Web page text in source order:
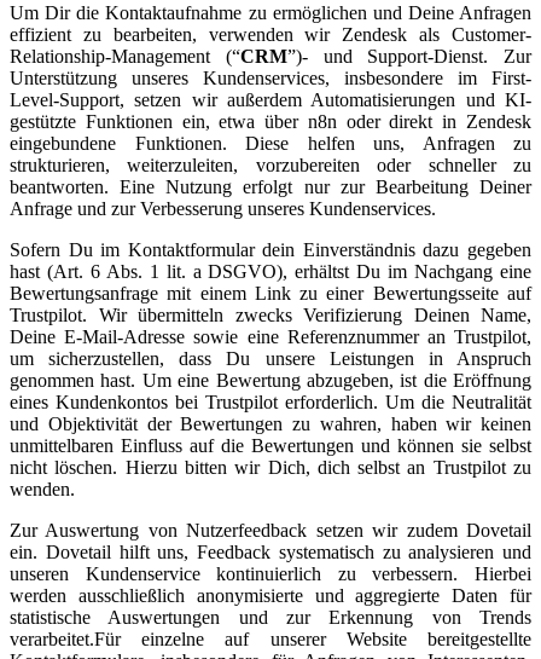
Um Dir die Kontaktaufnahme zu ermöglichen und Deine Anfragen
effizient zu bearbeiten, verwenden wir Zendesk als Customer-
Relationship-Management (“CRM”)- und Support-Dienst. Zur
Unterstützung unseres Kundenservices, insbesondere im First-
Level-Support, setzen wir außerdem Automatisierungen und KI-
gestützte Funktionen ein, etwa über n8n oder direkt in Zendesk
eingebundene Funktionen. Diese helfen uns, Anfragen zu
strukturieren, weiterzuleiten, vorzubereiten oder schneller zu
beantworten. Eine Nutzung erfolgt nur zur Bearbeitung Deiner
Anfrage und zur Verbesserung unseres Kundenservices.
Sofern Du im Kontaktformular dein Einverständnis dazu gegeben
hast (Art. 6 Abs. 1 lit. a DSGVO), erhältst Du im Nachgang eine
Bewertungsanfrage mit einem Link zu einer Bewertungsseite auf
Trustpilot. Wir übermitteln zwecks Verifizierung Deinen Name,
Deine E-Mail-Adresse sowie eine Referenznummer an Trustpilot,
um sicherzustellen, dass Du unsere Leistungen in Anspruch
genommen hast. Um eine Bewertung abzugeben, ist die Eröffnung
eines Kundenkontos bei Trustpilot erforderlich. Um die Neutralität
und Objektivität der Bewertungen zu wahren, haben wir keinen
unmittelbaren Einfluss auf die Bewertungen und können sie selbst
nicht löschen. Hierzu bitten wir Dich, dich selbst an Trustpilot zu
wenden.
Zur Auswertung von Nutzerfeedback setzen wir zudem Dovetail
ein. Dovetail hilft uns, Feedback systematisch zu analysieren und
unseren Kundenservice kontinuierlich zu verbessern. Hierbei
werden ausschließlich anonymisierte und aggregierte Daten für
statistische Auswertungen und zur Erkennung von Trends
verarbeitet.Für einzelne auf unserer Website bereitgestellte